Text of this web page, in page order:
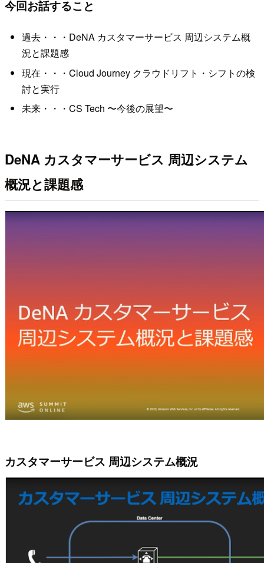
今回お話すること
過去・・・DeNA カスタマーサービス 周辺システム概
況と課題感
現在・・・Cloud Journey クラウドリフト・シフトの検
討と実行
未来・・・CS Tech 〜今後の展望〜
DeNA カスタマーサービス 周辺システム
概況と課題感
カスタマーサービス 周辺システム概況